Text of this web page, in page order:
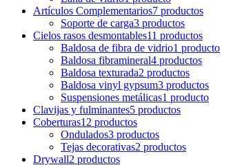
Artículos Complementarios7 productos
Soporte de carga3 productos
Cielos rasos desmontables11 productos
Baldosa de fibra de vidrio1 producto
Baldosa fibramineral4 productos
Baldosa texturada2 productos
Baldosa vinyl gypsum3 productos
Suspensiones metálicas1 producto
Clavijas y fulminantes5 productos
Coberturas12 productos
Ondulados3 productos
Tejas decorativas2 productos
Drywall2 productos